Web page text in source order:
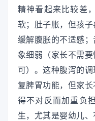
精神看起来比较差
软；肚子胀，但孩
缓解腹胀的不适感
象细弱（家长不需
可）。这种腹泻的
复脾胃功能，但家
得不对反而加重负
生，尤其是婴幼儿